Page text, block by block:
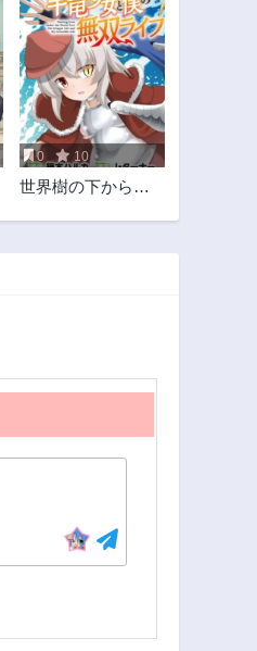
0 10
世界樹の下から始